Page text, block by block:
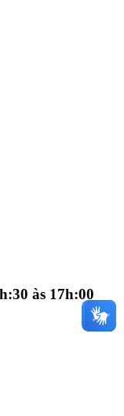
às 17h:00